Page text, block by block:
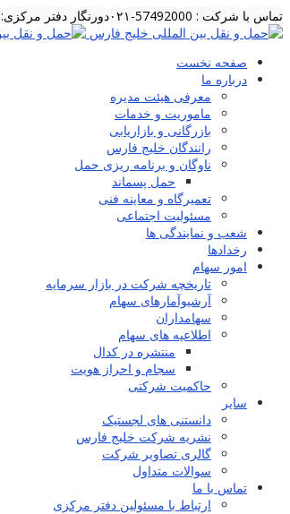
تماس با شرکت : 57492000-۰۲۱ دورنگار دفتر مرکزی: ۵۶۳۶۵۵۰۶-۰۲۱
صفحه نخست
درباره ما
معرفی هیئت مدیره
ماموریت و خدمات
بازرگانی و بازاریابی
رانندگان خلیج فارس
ناوگان و برنامه ریزی حمل
حمل پسماند
تعمیرگاه و معاینه فنی
مسئولیت اجتماعی
شعب و نمایندگی ها
رخدادها
امور سهام
تاریخچه شرکت در بازار سرمایه
آرشیوآمارهای سهام
سهامداران
اطلاعیه های سهام
منتشره در کدال
سجام و احراز هویت
حاکمیت شرکتی
سایر
دانستنی های لجستیک
نشریه شرکت خلیج فارس
گالری تصاویر شرکت
سوالات متداول
تماس با ما
ارتباط با مسئولین دفتر مرکزی